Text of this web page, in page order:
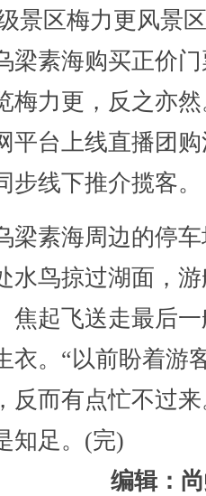
景区梅力更风景
素海购买正价门
梅力更，反之亦
平台上线直播团
线下推介揽客。
素海周边的停车
水鸟掠过湖面，
焦起飞送走最后
衣。“以前盼着游
反而有点忙不过来
知足。(完)
编辑：